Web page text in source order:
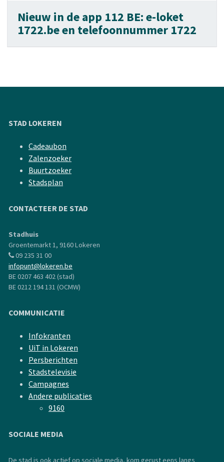
Nieuw in de app 112 BE: e-loket
1722.be en telefoonnummer 1722
STAD LOKEREN
Cadeaubon
Zalenzoeker
Buurtzoeker
Stadsplan
CONTACTEER DE STAD
Stadhuis
Groentemarkt 1, 9160 Lokeren
09 235 31 00
infopunt@lokeren.be
BE 0207 463 402 (stad)
BE 0212 194 131 (OCMW)
COMMUNICATIE
Infokranten
UiT in Lokeren
Persberichten
Stadstelevisie
Campagnes
Andere publicaties
9160
SOCIALE MEDIA
De stad is ook actief op sociale media, kom gerust eens langs